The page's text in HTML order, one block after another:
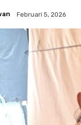
Februari 5, 2026